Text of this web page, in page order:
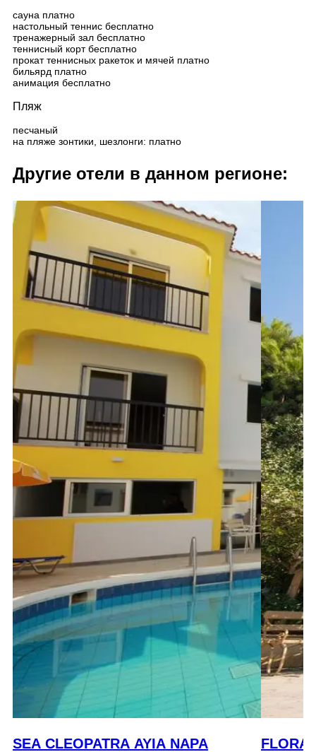
сауна платно
настольный теннис бесплатно
тренажерный зал бесплатно
теннисный корт бесплатно
прокат теннисных ракеток и мячей платно
бильярд платно
анимация бесплатно
Пляж
песчаный
на пляже зонтики, шезлонги: платно
Другие отели в данном регионе:
SEA CLEOPATRA AYIA NAPA FLORA